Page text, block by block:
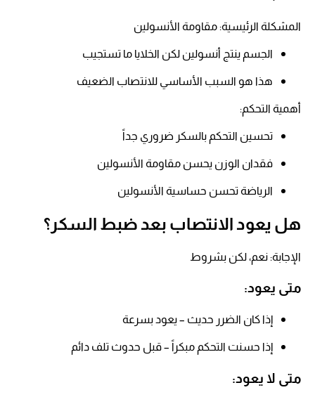
المشكلة الرئيسية: مقاومة الأنسولين​
الجسم ينتج أنسولين لكن الخلايا ما تستجيب​
هذا هو السبب الأساسي للانتصاب الضعيف​
أهمية التحكم:
تحسين التحكم بالسكر ضروري جداً​
فقدان الوزن يحسن مقاومة الأنسولين​
الرياضة تحسن حساسية الأنسولين​
هل يعود الانتصاب بعد ضبط السكر؟
الإجابة: نعم، لكن بشروط​
متى يعود:​
إذا كان الضرر حديث – يعود بسرعة​
إذا حسنت التحكم مبكراً – قبل حدوث تلف دائم​
متى لا يعود:​